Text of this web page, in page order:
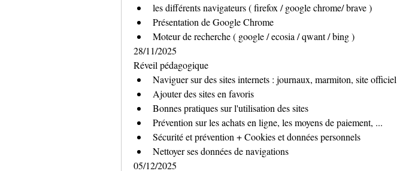
les différents navigateurs ( firefox / google chrome/ brave )
Présentation de Google Chrome
Moteur de recherche ( google / ecosia / qwant / bing )
28/11/2025
Réveil pédagogique
Naviguer sur des sites internets : journaux, marmiton, site officiel
Ajouter des sites en favoris
Bonnes pratiques sur l'utilisation des sites
Prévention sur les achats en ligne, les moyens de paiement, ...
Sécurité et prévention + Cookies et données personnels
Nettoyer ses données de navigations
05/12/2025